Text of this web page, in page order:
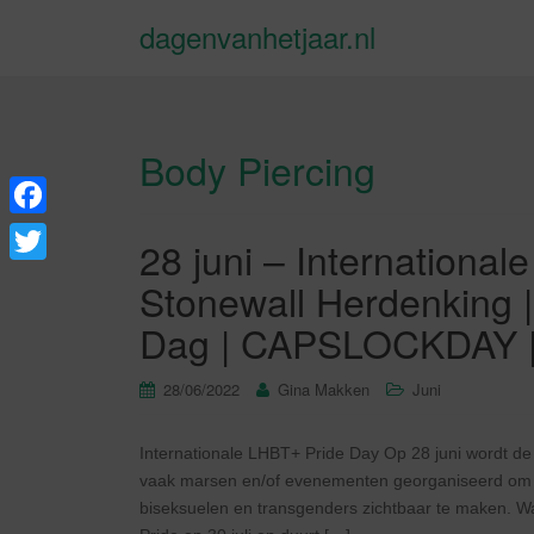
dagenvanhetjaar.nl
Body Piercing
28 juni –
Stonewall Herdenking
Dag |
28/06/2022 Gina Makken Juni
Internationale LHBT+ Pride Day Op 28 juni wordt
vaak marsen en/of evenementen georganiseerd
biseksuelen en transgenders zichtbaar te maken.
F